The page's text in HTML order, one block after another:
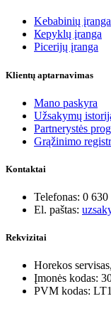
Kebabinių įranga
Кеpyklų įranga
Picerijų įranga
Klientų aptarnavimas
Mano paskyra
Užsakymų
Partnerystės
Grąžinimo
Kontaktai
Telefonas: 0
El. paštas:
Rekvizitai
Horekos
Įmonės kodas:
PVM kodas: